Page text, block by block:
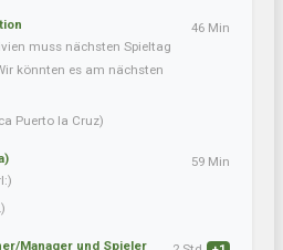
muss nächsten Spieltag
könnten es am nächsten
Puerto la Cruz)
46 Min
59 Min
Manager und Spieler